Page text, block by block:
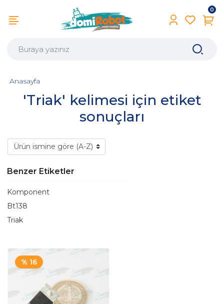
0
'Triak' kelimesi için etiket
sonuçları
Anasayfa
Benzer Etiketler
Komponent
Bt138
Triak
% 16